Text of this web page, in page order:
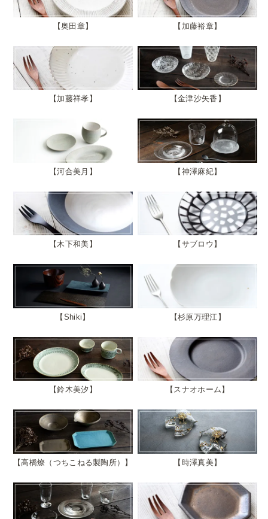
奥田章 加藤裕章
加藤祥孝 金津沙矢香
河合美月 神澤麻紀
木下和美 サブロウ
Shiki 杉原万理江
鈴木美汐 スナオホーム
高橋燎（つちこねる製陶所） 時澤真美